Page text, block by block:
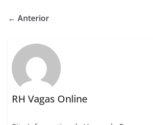
← Anterior
RH Vagas Online